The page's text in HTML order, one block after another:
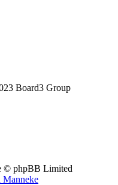
Board3 Group
© phpBB Limited